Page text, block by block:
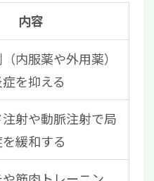
内容
内服薬や外用薬）
を抑える
射や動脈注射で局
緩和する